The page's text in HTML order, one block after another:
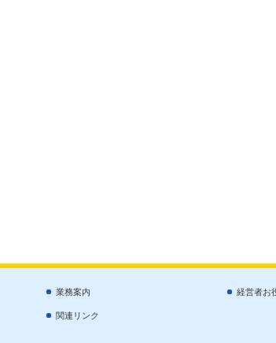
業務案内 経営者お
関連リンク